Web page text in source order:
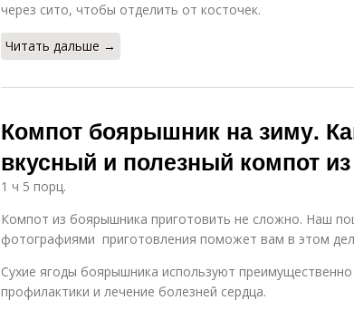
через сито, чтобы отделить от косточек.
Читать дальше →
Компот боярышник на зиму.
вкусный и полезный компот
1 ч 5 порц.
Компот из боярышника приготовить не сложно. Наш
фотографиями приготовления поможет вам в этом
Сухие ягоды боярышника используют
профилактики и лечение болезней сердца.